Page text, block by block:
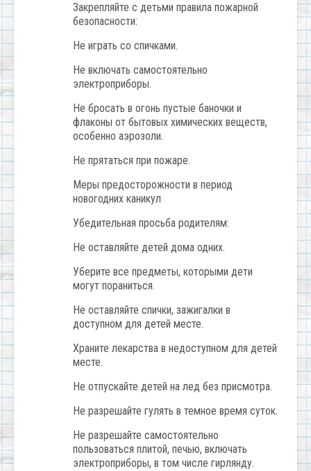
Закрепляйте с детьми правила пожарной
безопасности:
Не играть со спичками.
Не включать самостоятельно
электроприборы.
Не бросать в огонь пустые баночки и
флаконы от бытовых химических веществ,
особенно аэрозоли.
Не прятаться при пожаре.
Меры предосторожности в период
новогодних каникул
Убедительная просьба родителям:
Не оставляйте детей дома одних.
Уберите все предметы, которыми дети
могут пораниться.
Не оставляйте спички, зажигалки в
доступном для детей месте.
Храните лекарства в недоступном для детей
месте.
Не отпускайте детей на лед без присмотра.
Не разрешайте гулять в темное время суток.
Не разрешайте самостоятельно
пользоваться плитой, печью, включать
электроприборы, в том числе гирлянду.